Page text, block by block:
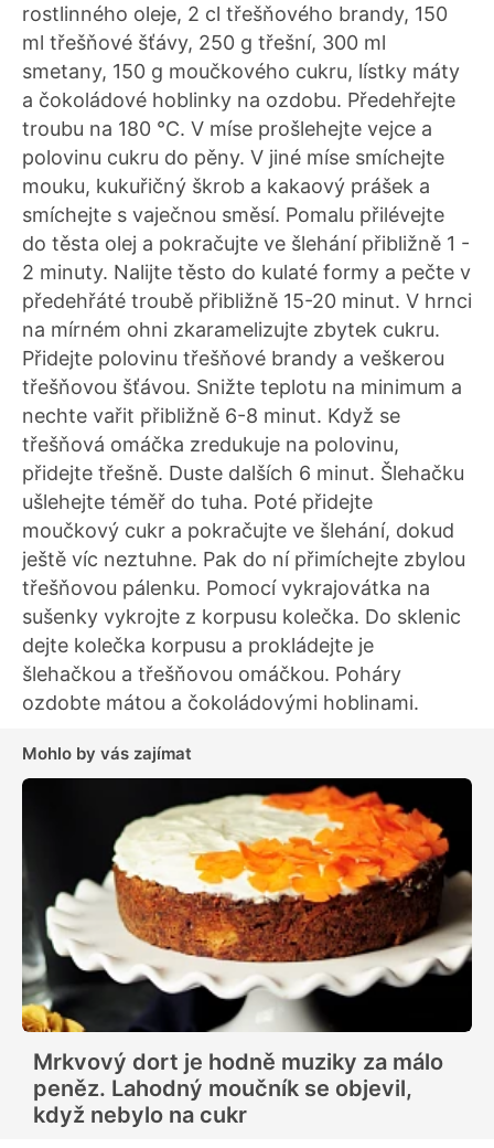
rostlinného oleje, 2 cl třešňového brandy, 150
ml třešňové šťávy, 250 g třešní, 300 ml
smetany, 150 g moučkového cukru, lístky máty
a čokoládové hoblinky na ozdobu. Předehřejte
troubu na 180 °C. V míse prošlehejte vejce a
polovinu cukru do pěny. V jiné míse smíchejte
mouku, kukuřičný škrob a kakaový prášek a
smíchejte s vaječnou směsí. Pomalu přilévejte
do těsta olej a pokračujte ve šlehání přibližně 1 -
2 minuty. Nalijte těsto do kulaté formy a pečte v
předehřáté troubě přibližně 15-20 minut. V hrnci
na mírném ohni zkaramelizujte zbytek cukru.
Přidejte polovinu třešňové brandy a veškerou
třešňovou šťávou. Snižte teplotu na minimum a
nechte vařit přibližně 6-8 minut. Když se
třešňová omáčka zredukuje na polovinu,
přidejte třešně. Duste dalších 6 minut. Šlehačku
ušlehejte téměř do tuha. Poté přidejte
moučkový cukr a pokračujte ve šlehání, dokud
ještě víc neztuhne. Pak do ní přimíchejte zbylou
třešňovou pálenku. Pomocí vykrajovátka na
sušenky vykrojte z korpusu kolečka. Do sklenic
dejte kolečka korpusu a prokládejte je
šlehačkou a třešňovou omáčkou. Poháry
ozdobte mátou a čokoládovými hoblinami.
Mohlo by vás zajímat
Mrkvový dort je hodně muziky za málo
peněz. Lahodný moučník se objevil,
když nebylo na cukr